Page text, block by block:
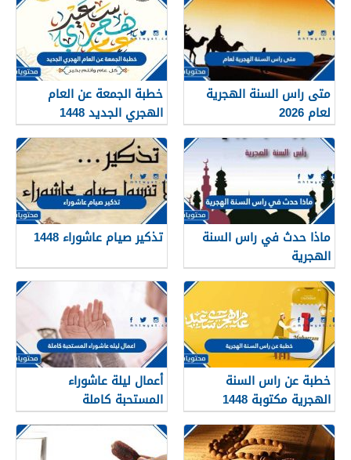
متى راس السنة الهجرية
لعام 2026
خطبة الجمعة عن العام
الهجري الجديد 1448
ماذا حدث في راس السنة
الهجرية
تذكير صيام عاشوراء 1448
خطبة عن راس السنة
الهجرية مكتوبة 1448
أعمال ليلة عاشوراء
المستحبة كاملة